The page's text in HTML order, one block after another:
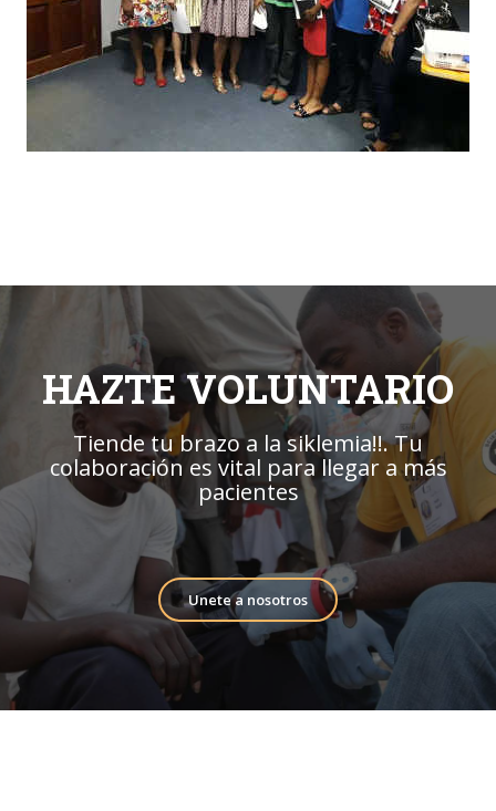
HAZTE VOLUNTARIO
Tiende tu brazo a la siklemia!!. Tu
colaboración es vital para llegar a más
pacientes
Unete a nosotros